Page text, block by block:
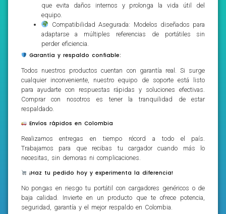
que evita daños internos y prolonga la vida útil del
equipo.
Compatibilidad Asegurada: Modelos diseñados para
adaptarse a múltiples referencias de portátiles sin
perder eficiencia.
Garantía y respaldo confiable:
Todos nuestros productos cuentan con garantía real. Si surge
cualquier inconveniente, nuestro equipo de soporte está listo
para ayudarte con respuestas rápidas y soluciones efectivas.
Comprar con nosotros es tener la tranquilidad de estar
respaldado.
Envíos rápidos en Colombia
Realizamos entregas en tiempo récord a todo el país.
Trabajamos para que recibas tu cargador cuando más lo
necesitas, sin demoras ni complicaciones.
¡Haz tu pedido hoy y experimenta la diferencia!
No pongas en riesgo tu portátil con cargadores genéricos o de
baja calidad. Invierte en un producto que te ofrece potencia,
seguridad, garantía y el mejor respaldo en Colombia.